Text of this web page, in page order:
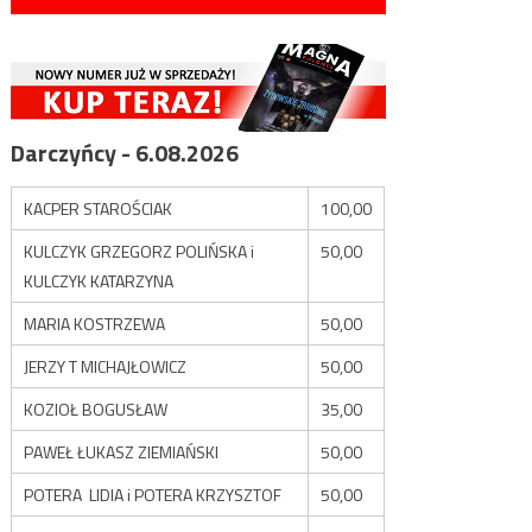
Darczyńcy - 6.08.2026
KACPER STAROŚCIAK
100,00
KULCZYK GRZEGORZ POLIŃSKA i
KULCZYK KATARZYNA
50,00
MARIA KOSTRZEWA
50,00
JERZY T MICHAJŁOWICZ
50,00
KOZIOŁ BOGUSŁAW
35,00
PAWEŁ ŁUKASZ ZIEMIAŃSKI
50,00
POTERA LIDIA i POTERA KRZYSZTOF
50,00